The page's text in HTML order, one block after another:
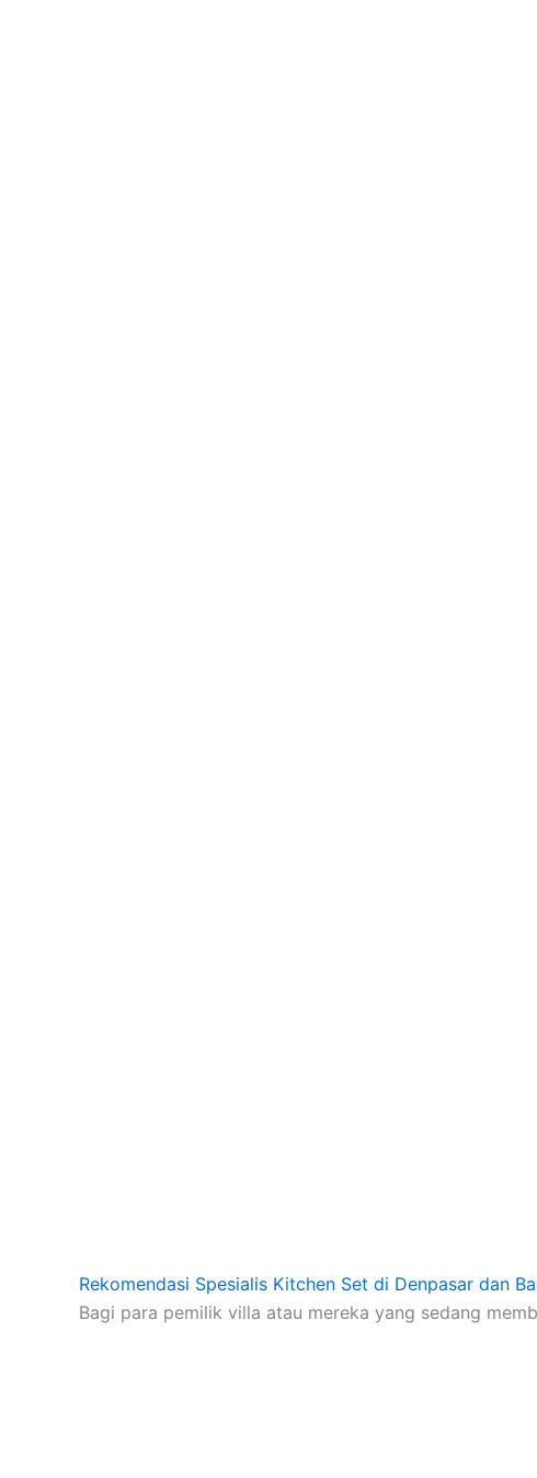
Rekomendasi Spesialis Kitchen Set di Denpasar dan
Bagi para pemilik villa atau mereka yang sedang